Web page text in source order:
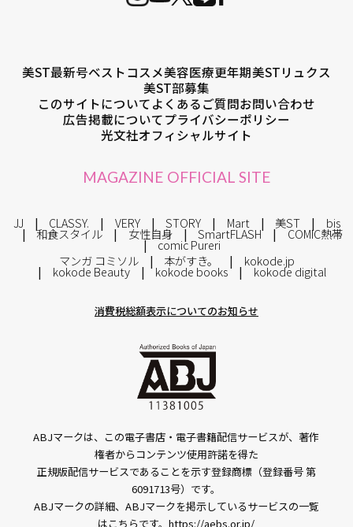
美ST最新号ベストコスメ美容医療更年期美STリュクス
美ST部募集
このサイトについてよくあるご質問お問い合わせ
広告掲載についてプライバシーポリシー
光文社オフィシャルサイト
MAGAZINE OFFICIAL SITE
JJ CLASSY. VERY STORY Mart 美ST bis
和食スタイル 女性自身 SmartFLASH COMIC熱帯
comic Pureri
マンガ コミソル
本がすき。 kokode.jp
kokode Beauty kokode books kokode digital
消費税総額表示についてのお知らせ
ABJマークは、この電子書店・電子書籍配信サービスが、著作
権者からコンテンツ使用許諾を得た
正規版配信サービスであることを示す登録商標（登録番号 第
6091713号）です。
ABJマークの詳細、ABJマークを掲示しているサービスの一覧
はこちらです。https://aebs.or.jp/